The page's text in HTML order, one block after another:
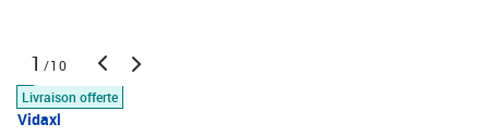
1 /10
Livraison offerte
Vidaxl